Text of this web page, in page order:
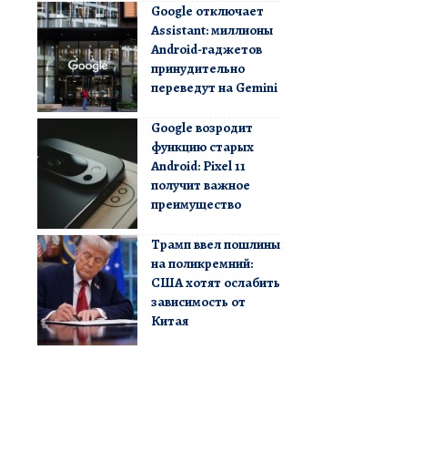
Google отключает
Assistant: миллионы
Android-гаджетов
принудительно
переведут на Gemini
Google возродит
функцию старых
Android: Pixel 11
получит важное
преимущество
Трамп ввел пошлины
на поликремний:
США хотят ослабить
зависимость от
Китая